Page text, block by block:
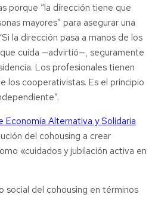
porque “la dirección tiene que
mayores” para asegurar una
la dirección pasa a manos de los
cuida —advirtió—, seguramente
Los profesionales tienen
los cooperativistas. Es el principio
Economía Alternativa y Solidaria
del cohousing a crear
«cuidados y jubilación activa en
social del cohousing en términos